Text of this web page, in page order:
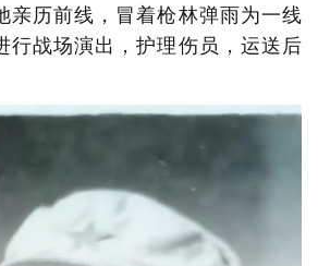
亲历前线，冒着枪林弹雨为一线
行战场演出，护理伤员，运送后